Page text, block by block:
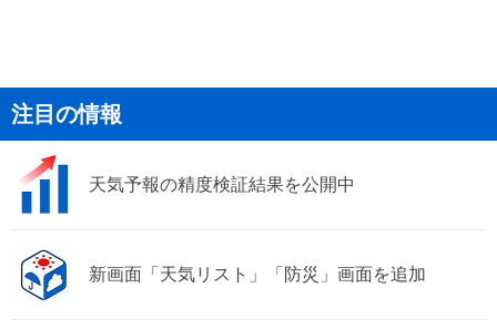
注目の情報
天気予報の精度検証結果を公開中
新画面「天気リスト」「防災」画面を追加